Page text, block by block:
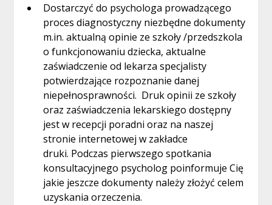
Dostarczyć do psychologa prowadzącego
proces diagnostyczny niezbędne dokumenty
m.in. aktualną opinie ze szkoły /przedszkola
o funkcjonowaniu dziecka, aktualne
zaświadczenie od lekarza specjalisty
potwierdzające rozpoznanie danej
niepełnosprawności. Druk opinii ze szkoły
oraz zaświadczenia lekarskiego dostępny
jest w recepcji poradni oraz na naszej
stronie internetowej w zakładce
druki. Podczas pierwszego spotkania
konsultacyjnego psycholog poinformuje Cię
jakie jeszcze dokumenty należy złożyć celem
uzyskania orzeczenia.